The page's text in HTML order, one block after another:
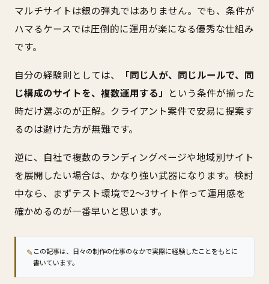
マルチサイトは銀の弾丸ではありません。でも、条件が
ハマるケースでは圧倒的に運用が楽になる優秀な仕組み
です。
自分の経験則としては、
「同じ人が、同じルールで、同
じ構成のサイトを、複数運用する」 という条件が揃った
時だけ選ぶのが正解。クライアント案件で安易に提案す
るのは避けた方が無難です。
逆に、自社で複数のランディングページや地域別サイト
を展開したい場合は、かなり強い武器になります。検討
中なら、まずテスト環境で2〜3サイト作って運用感を
確かめるのが一番早いと思います。
✎この記事は、日々の制作の仕事のなかで実際に経験したことをもとに
書いています。